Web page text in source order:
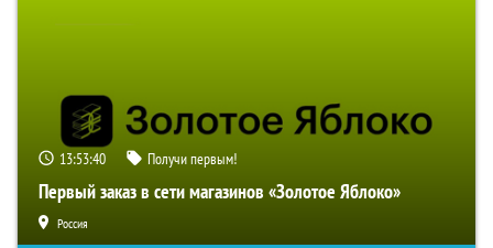
13:53:38 Получи первым!
Первый заказ в сети магазинов «Золотое Яблоко»
Россия